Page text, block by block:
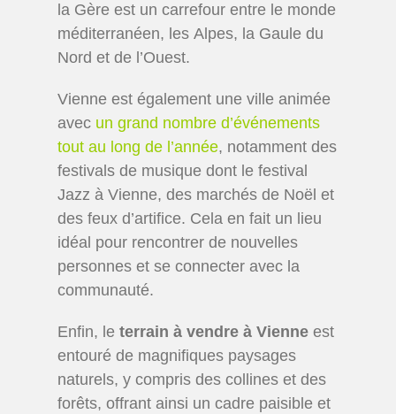
la Gère est un carrefour entre le monde
méditerranéen, les Alpes, la Gaule du
Nord et de l’Ouest.
Vienne est également une ville animée
avec un grand nombre d’événements
tout au long de l’année, notamment des
festivals de musique dont le festival
Jazz à Vienne, des marchés de Noël et
des feux d’artifice. Cela en fait un lieu
idéal pour rencontrer de nouvelles
personnes et se connecter avec la
communauté.
Enfin, le terrain à vendre à Vienneest
entouré de magnifiques paysages
naturels, y compris des collines et des
forêts, offrant ainsi un cadre paisible et